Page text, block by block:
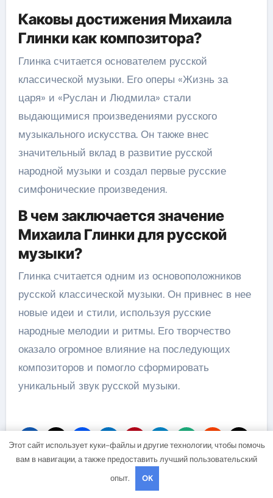
Каковы достижения Михаила
Глинки как композитора?
Глинка считается основателем русской
классической музыки. Его оперы «Жизнь за
царя» и «Руслан и Людмила» стали
выдающимися произведениями русского
музыкального искусства. Он также внес
значительный вклад в развитие русской
народной музыки и создал первые русские
симфонические произведения.
В чем заключается значение
Михаила Глинки для русской
музыки?
Глинка считается одним из основоположников
русской классической музыки. Он привнес в нее
новые идеи и стили, используя русские
народные мелодии и ритмы. Его творчество
оказало огромное влияние на последующих
композиторов и помогло сформировать
уникальный звук русской музыки.
Навигация Биография Максим
Этот сайт использует куки-файлы и другие технологии, чтобы помочь
вам в навигации, а также предоставить лучший пользовательский
опыт.
OK